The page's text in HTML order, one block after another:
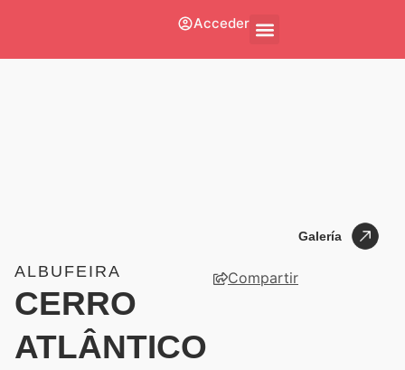
Acceder
Galería
ALBUFEIRA
CERRO
ATLÂNTICO
Compartir